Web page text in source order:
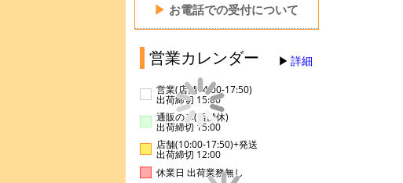
▶ お電話での受付について
営業カレンダー 詳細
営業(店舗14:00-17:50)
出荷締切 15:00
通販のみ(店舗休)
出荷締切 15:00
店舗(10:00-17:50)+発送
出荷締切 12:00
休業日 出荷業務無し